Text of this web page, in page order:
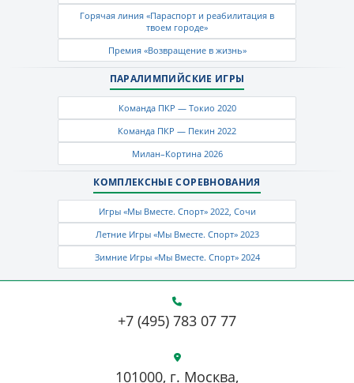
Горячая линия «Параспорт и реабилитация в
твоем городе»
Премия «Возвращение в жизнь»
ПАРАЛИМПИЙСКИЕ ИГРЫ
Команда ПКР — Токио 2020
Команда ПКР — Пекин 2022
Милан–Кортина 2026
КОМПЛЕКСНЫЕ СОРЕВНОВАНИЯ
Игры «Мы Вместе. Спорт» 2022, Сочи
Летние Игры «Мы Вместе. Спорт» 2023
Зимние Игры «Мы Вместе. Спорт» 2024
+7 (495) 783 07 77
101000, г. Москва,